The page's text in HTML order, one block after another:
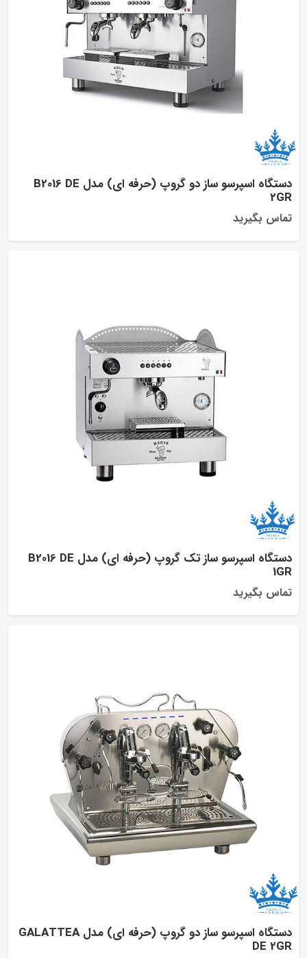
دستگاه اسپرسو ساز دو گروپ (حرفه ای) مدل B2016 DE
بگیرید
دستگاه اسپرسو ساز تک گروپ (حرفه ای) مدل B2016 DE
بگیرید
دستگاه اسپرسو ساز دو گروپ (حرفه ای) مدل GALATTEA
DE